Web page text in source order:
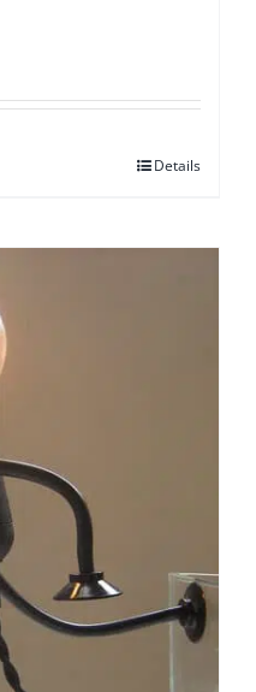
Details